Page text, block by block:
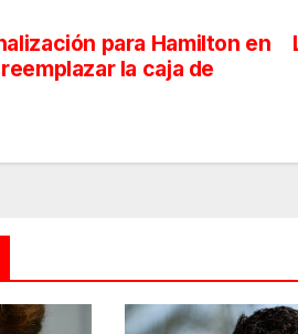
para Hamilton en
la caja de